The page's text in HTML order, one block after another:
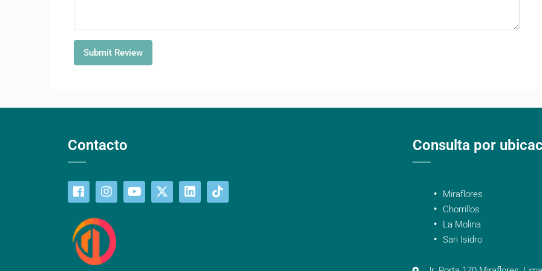
Submit Review
Contacto Consulta por
Miraflores
Chorrillos
La Molina
San Isidro